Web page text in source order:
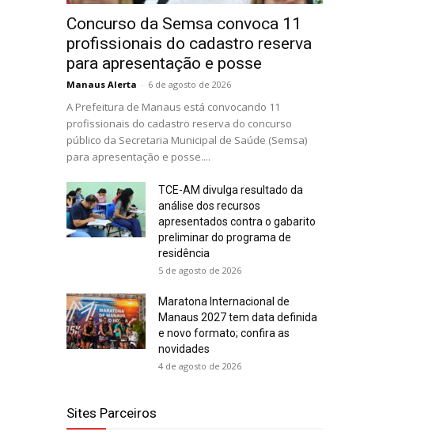
Concurso da Semsa convoca 11
profissionais do cadastro reserva
para apresentação e posse
Manaus Alerta - 6 de agosto de 2026
A Prefeitura de Manaus está convocando 11
profissionais do cadastro reserva do concurso
público da Secretaria Municipal de Saúde (Semsa)
para apresentação e posse....
TCE-AM divulga resultado da
análise dos recursos
apresentados contra o gabarito
preliminar do programa de
residência
5 de agosto de 2026
Maratona Internacional de
Manaus 2027 tem data definida
e novo formato; confira as
novidades
4 de agosto de 2026
Sites Parceiros